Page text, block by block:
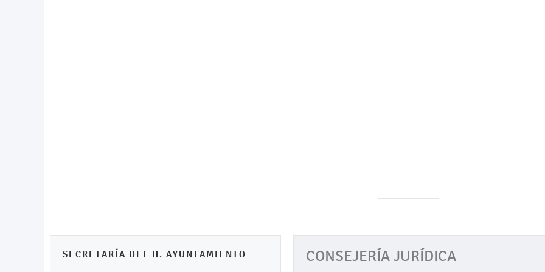
SECRETARÍA DEL H. AYUNTAMIENTO CONSEJERÍA JURÍDICA